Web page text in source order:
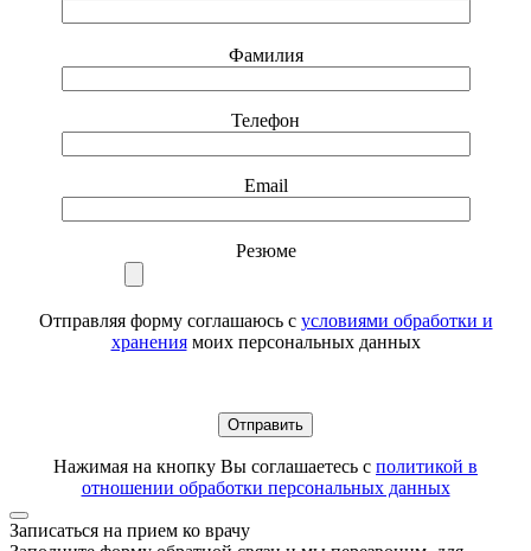
Фамилия
Телефон
Email
Резюме
Отправляя форму соглашаюсь с условиями обработки и
хранениямоих персональных данных
Нажимая на кнопку Вы соглашаетесь с политикой в
отношении обработки персональных данных
Записаться на прием ко врачу